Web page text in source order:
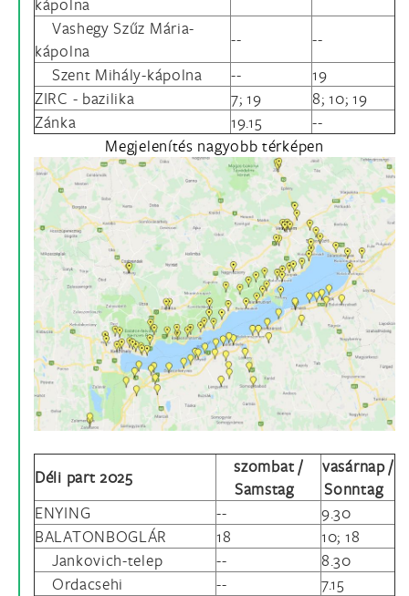
Vashegy Szűz Mária-
kápolna
--
--
Szent Mihály-kápolna
--
19
ZIRC - bazilika
7; 19
8; 10; 19
Zánka
19.15
--
Megjelenítés nagyobb térképen
Déli part 2025
szombat /
Samstag
vasárnap /
Sonntag
ENYING
--
9.30
BALATONBOGLÁR
18
10; 18
Jankovich-telep
--
8.30
Ordacsehi
--
7.15